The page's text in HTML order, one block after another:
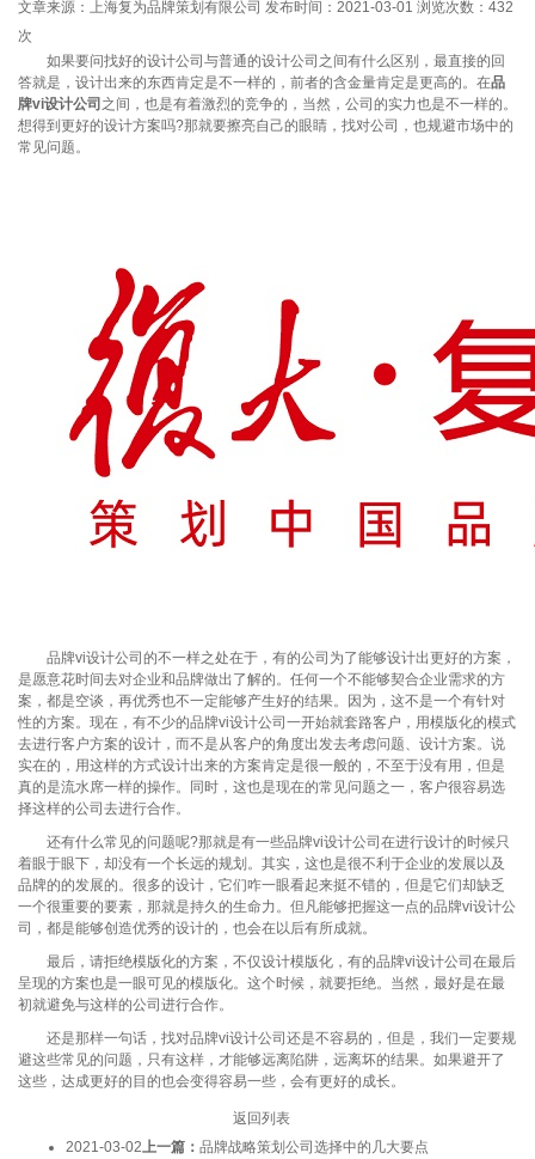
文章来源：上海复为品牌策划有限公司 发布时间：2021-03-01 浏览次数： 432
次
如果要问找好的设计公司与普通的设计公司之间有什么区别，最直接的回
答就是，设计出来的东西肯定是不一样的，前者的含金量肯定是更高的。在品
牌vi设计公司 之间，也是有着激烈的竞争的，当然，公司的实力也是不一样的。
想得到更好的设计方案吗?那就要擦亮自己的眼睛，找对公司，也规避市场中的
常见问题。
品牌vi设计公司的不一样之处在于，有的公司为了能够设计出更好的方案，
是愿意花时间去对企业和品牌做出了解的。任何一个不能够契合企业需求的方
案，都是空谈，再优秀也不一定能够产生好的结果。因为，这不是一个有针对
性的方案。现在，有不少的品牌vi设计公司一开始就套路客户，用模版化的模式
去进行客户方案的设计，而不是从客户的角度出发去考虑问题、设计方案。说
实在的，用这样的方式设计出来的方案肯定是很一般的，不至于没有用，但是
真的是流水席一样的操作。同时，这也是现在的常见问题之一，客户很容易选
择这样的公司去进行合作。
还有什么常见的问题呢?那就是有一些品牌vi设计公司在进行设计的时候只
着眼于眼下，却没有一个长远的规划。其实，这也是很不利于企业的发展以及
品牌的的发展的。很多的设计，它们咋一眼看起来挺不错的，但是它们却缺乏
一个很重要的要素，那就是持久的生命力。但凡能够把握这一点的品牌vi设计公
司，都是能够创造优秀的设计的，也会在以后有所成就。
最后，请拒绝模版化的方案，不仅设计模版化，有的品牌vi设计公司在最后
呈现的方案也是一眼可见的模版化。这个时候，就要拒绝。当然，最好是在最
初就避免与这样的公司进行合作。
还是那样一句话，找对品牌vi设计公司还是不容易的，但是，我们一定要规
避这些常见的问题，只有这样，才能够远离陷阱，远离坏的结果。如果避开了
这些，达成更好的目的也会变得容易一些，会有更好的成长。
返回列表
2021-03-02上一篇： 品牌战略策划公司选择中的几大要点